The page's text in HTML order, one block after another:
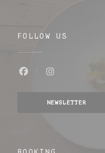
FOLLOW US
NEWSLETTER